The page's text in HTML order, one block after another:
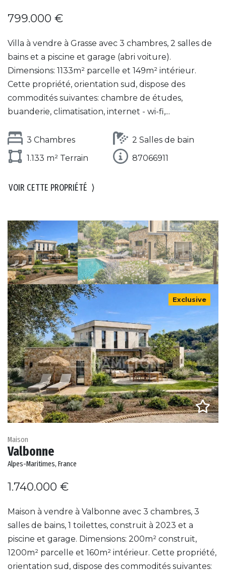
799.000 €
Villa à vendre à Grasse avec 3 chambres, 2 salles de
bains et a piscine et garage (abri voiture).
Dimensions: 1133m² parcelle et 149m² intérieur.
Cette propriété, orientation sud, dispose des
commodités suivantes: chambre de études,
buanderie, climatisation, internet - wi-fi,...
3 Chambres
2 Salles de bain
1.133 m² Terrain
87066911
VOIR CETTE PROPRIÉTÉ ⟩
Exclusive
Maison
Valbonne
Alpes-Maritimes, France
1.740.000 €
Maison à vendre à Valbonne avec 3 chambres, 3
salles de bains, 1 toilettes, construit à 2023 et a
piscine et garage. Dimensions: 200m² construit,
1200m² parcelle et 160m² intérieur. Cette propriété,
orientation sud, dispose des commodités suivantes: